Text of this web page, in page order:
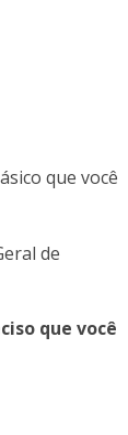
que você
de
que você